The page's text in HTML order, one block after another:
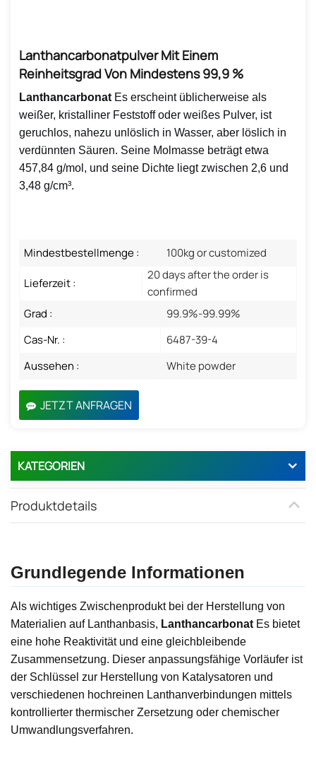
Lanthancarbonatpulver Mit Einem
Reinheitsgrad Von Mindestens 99,9 %
Lanthancarbonat Es erscheint üblicherweise als
weißer, kristalliner Feststoff oder weißes Pulver, ist
geruchlos, nahezu unlöslich in Wasser, aber löslich in
verdünnten Säuren. Seine Molmasse beträgt etwa
457,84 g/mol, und seine Dichte liegt zwischen 2,6 und
3,48 g/cm³.
Mindestbestellmenge : 100kg or customized
Lieferzeit :
20 days after the order is
confirmed
Grad :
99.9%-99.99%
Cas-Nr. :
6487-39-4
Aussehen :
White powder
JETZT ANFRAGEN
KATEGORIEN
Produktdetails
Grundlegende Informationen
Als wichtiges Zwischenprodukt bei der Herstellung von
Materialien auf Lanthanbasis, Lanthancarbonat Es bietet
eine hohe Reaktivität und eine gleichbleibende
Zusammensetzung. Dieser anpassungsfähige Vorläufer ist
der Schlüssel zur Herstellung von Katalysatoren und
verschiedenen hochreinen Lanthanverbindungen mittels
kontrollierter thermischer Zersetzung oder chemischer
Umwandlungsverfahren.